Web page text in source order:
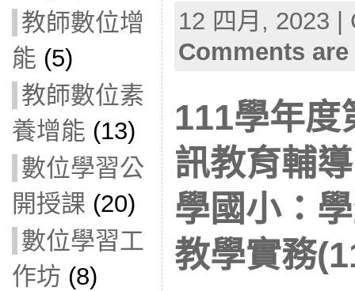
教師數位增
能 (5)
教師數位素
養增能 (13)
數位學習公
開授課 (20)
數位學習工
作坊 (8)
12 四月, 2023
Comments
111學年度
訊教育輔
學國小：
教學實務